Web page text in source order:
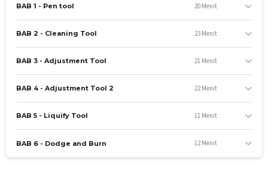
dasar yang sangat dibutuhkan sebelum terjun ke jenjang
seperti untuk keperluan Iklan.
YANG AKAN SISWA PELAJARI
Cara Menggunakan Cleaning Tool
BAB 1 - Pen tool 20 Menit
BAB 2 - Cleaning Tool 23 Menit
BAB 3 - Adjustment Tool 21 Menit
BAB 4 - Adjustment Tool 2 22 Menit
BAB 5 - Liquify Tool 11 Menit
BAB 6 - Dodge and Burn 12 Menit